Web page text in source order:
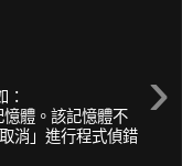
›
：
憶體。該記憶體不
消」進行程式偵錯